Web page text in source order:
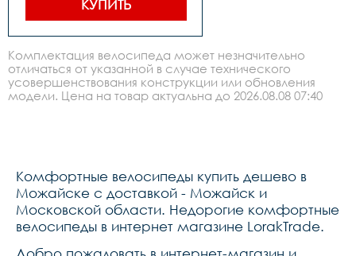
переключатель shimano rd-
m310 altus,передний
тормоз tektro m285 hydr.
гидравлический,задний
тормоз tektro m285 hydr.
disc 160 гидравлический
,манетки shimano-
m315,шатуны prowheel
промах,покрышки
chaoyang 28*1.75
h5113,обода двойной da-
18 28,цепьkmc z8,руль lorak
alloy 640w,вынос tds-zoom
регулируемый по
углу,подседельный штырь
КУПИТЬ
Комплектация велосипеда может незначительно
отличаться от указанной в случае технического
усовершенствования конструкции или обновления
модели. Цена на товар актуальна до 2026.08.08 07:40
Комфортные велосипеды купить дешево в
Можайске с доставкой - Можайск и
Московской области. Недорогие комфортные
велосипеды в интернет магазине LorakTrade.